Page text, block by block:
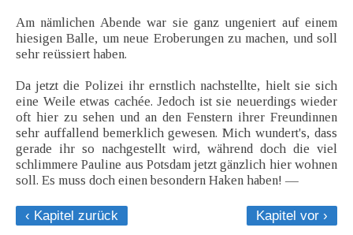
Am nämlichen Abende war sie ganz ungeniert auf einem
hiesigen Balle, um neue Eroberungen zu machen, und soll
sehr reüssiert haben.
Da jetzt die Polizei ihr ernstlich nachstellte, hielt sie sich
eine Weile etwas cachée. Jedoch ist sie neuerdings wieder
oft hier zu sehen und an den Fenstern ihrer Freundinnen
sehr auffallend bemerklich gewesen. Mich wundert's, dass
gerade ihr so nachgestellt wird, während doch die viel
schlimmere Pauline aus Potsdam jetzt gänzlich hier wohnen
soll. Es muss doch einen besondern Haken haben! —
‹ Kapitel zurück
Kapitel vor ›